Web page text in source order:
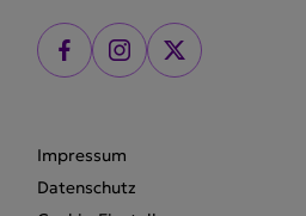
Impressum
Datenschutz